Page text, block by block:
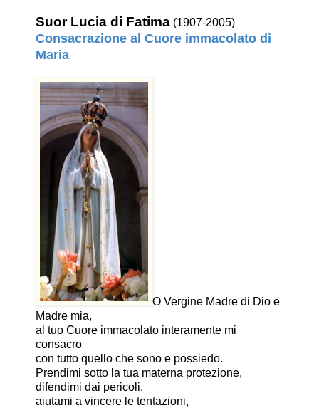
Suor Lucia di Fatima (1907-2005)
Consacrazione al Cuore immacolato di
Maria
O Vergine Madre di Dio e
Madre mia,
al tuo Cuore immacolato interamente mi
consacro
con tutto quello che sono e possiedo.
Prendimi sotto la tua materna protezione,
difendimi dai pericoli,
aiutami a vincere le tentazioni,